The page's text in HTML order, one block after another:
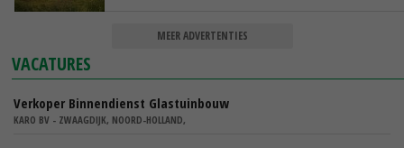
MEER ADVERTENTIES
VACATURES
Verkoper Binnendienst Glastuinbouw
KARO BV - ZWAAGDIJK, NOORD-HOLLAND,